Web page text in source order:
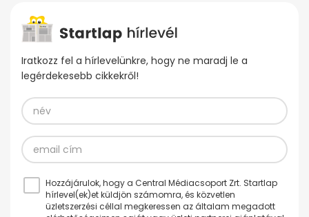
Iratkozz fel a hírlevelünkre, hogy ne maradj le a
legérdekesebb cikkekről!
Hozzájárulok, hogy a Central Médiacsoport Zrt. Startlap
hírlevel(ek)et küldjön számomra, és közvetlen
üzletszerzési céllal megkeressen az általam megadott